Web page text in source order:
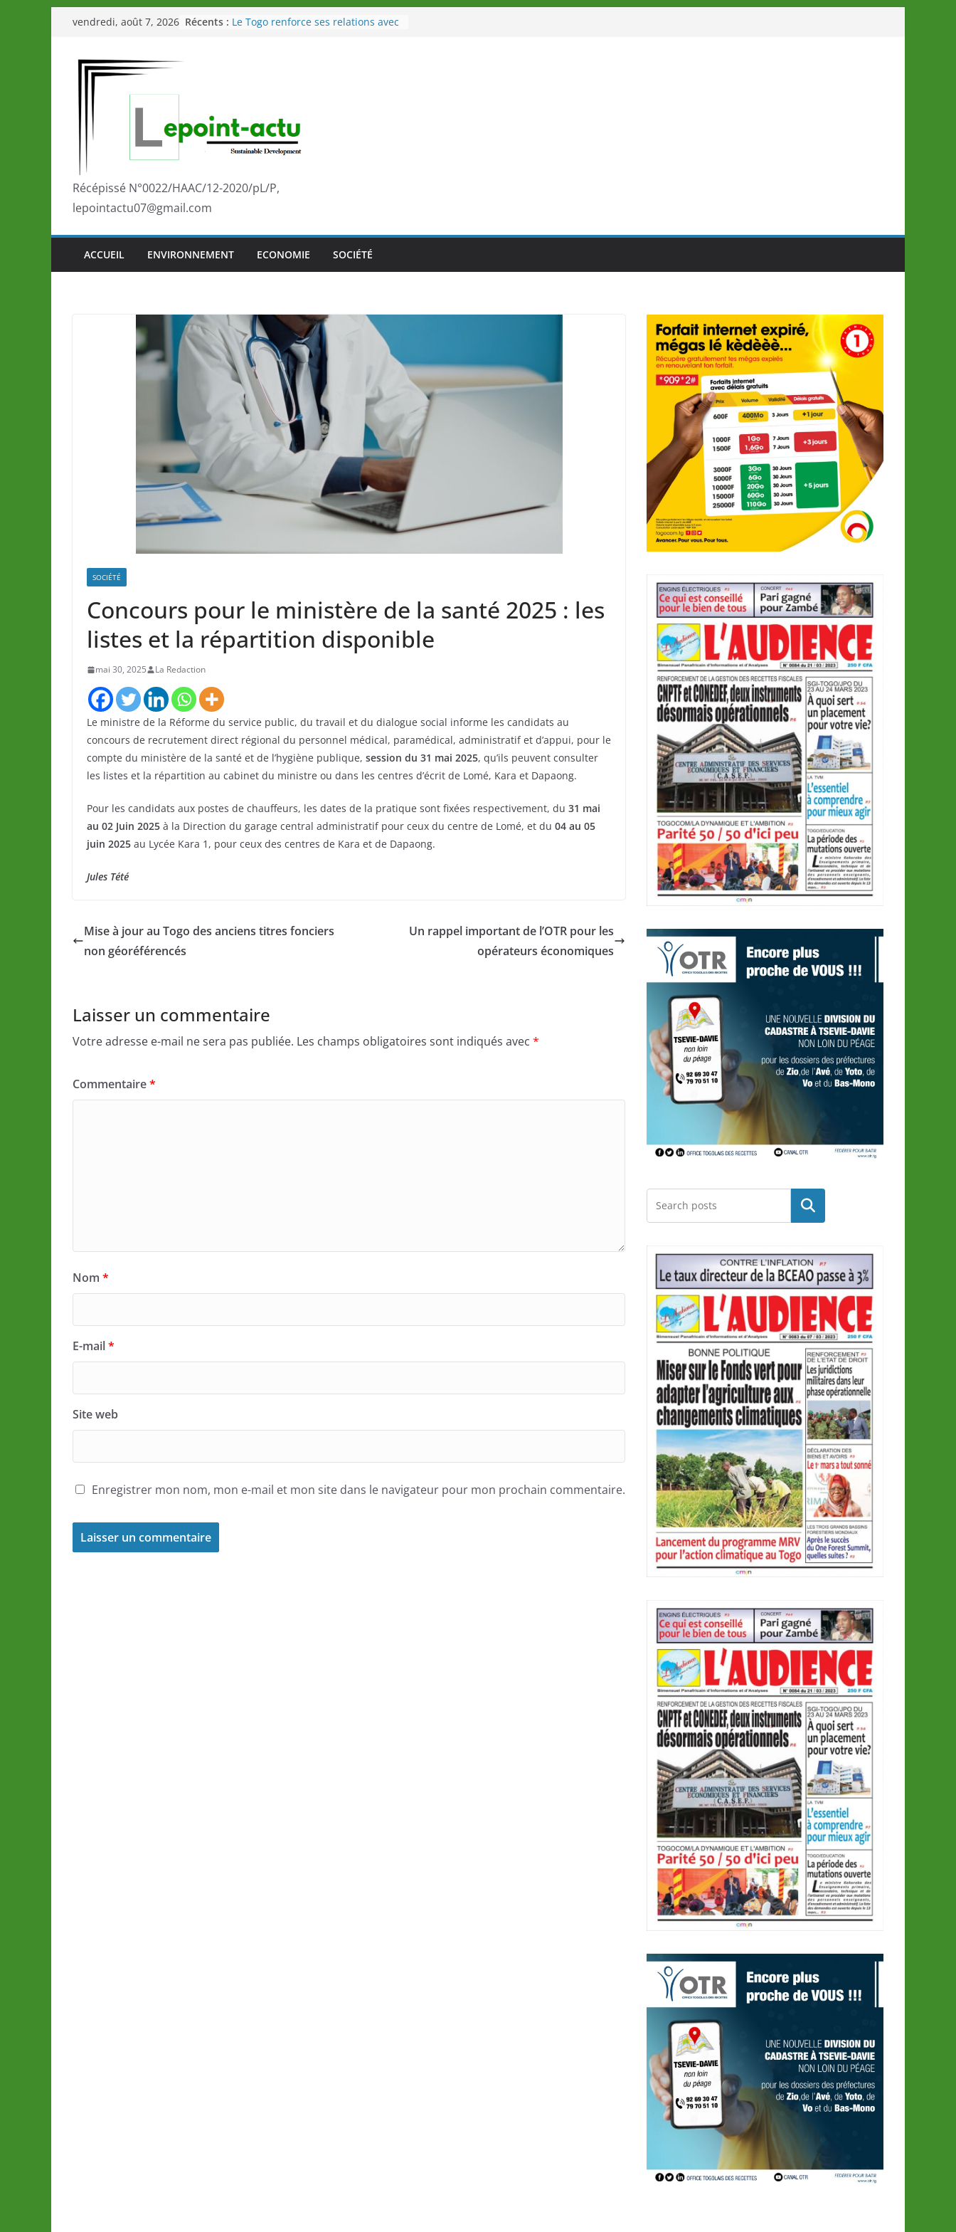
Passer
contenu
vendredi, août 7, 2026 Récents : Le Togo renforce ses relations avec
marque de confiance au Togo sur
la scène internationale au-delà des
performances de ses athlètes
développement?
Récépissé N°0022/HAAC/12-2020/pL/P,
lepointactu07@gmail.com
ACCUEIL ENVIRONNEMENT ECONOMIE SOCIÉTÉ
SOCIÉTÉ
Concours pour le ministère de la santé 2025 : les
listes et la répartition disponible
mai 30, 2025 La Redaction
Le ministre de la Réforme du service public, du travail et du dialogue social informe les candidats au
concours de recrutement direct régional du personnel médical, paramédical, administratif et d’appui, pour le
compte du ministère de la santé et de l’hygiène publique, session du 31 mai 2025, qu’ils peuvent consulter
les listes et la répartition au cabinet du ministre ou dans les centres d’écrit de Lomé, Kara et Dapaong.
Pour les candidats aux postes de chauffeurs, les dates de la pratique sont fixées respectivement, du 31 mai
au 02 Juin 2025 à la Direction du garage central administratif pour ceux du centre de Lomé, et du 04 au 05
juin 2025 au Lycée Kara 1, pour ceux des centres de Kara et de Dapaong.
Jules Tété
Mise à jour au Togo des anciens titres fonciers
non géoréférencés
Un rappel important de l’OTR pour les
opérateurs économiques
Laisser un commentaire
Votre adresse e-mail ne sera pas publiée. Les champs obligatoires sont indiqués avec *
Commentaire*
Nom *
E-mail*
Site web
Enregistrer mon nom, mon e-mail et mon site dans le navigateur pour mon prochain commentaire.
Rechercher